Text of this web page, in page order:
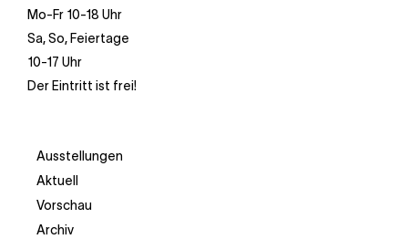
Mo-Fr 10-18 Uhr
Sa, So, Feiertage
10-17 Uhr
Der Eintritt ist frei!
Ausstellungen
Aktuell
Vorschau
Archiv